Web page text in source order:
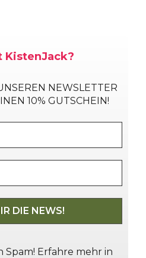
KistenJack?
NEWSLETTER
10% GUTSCHEIN!
Spam! Erfahre mehr in